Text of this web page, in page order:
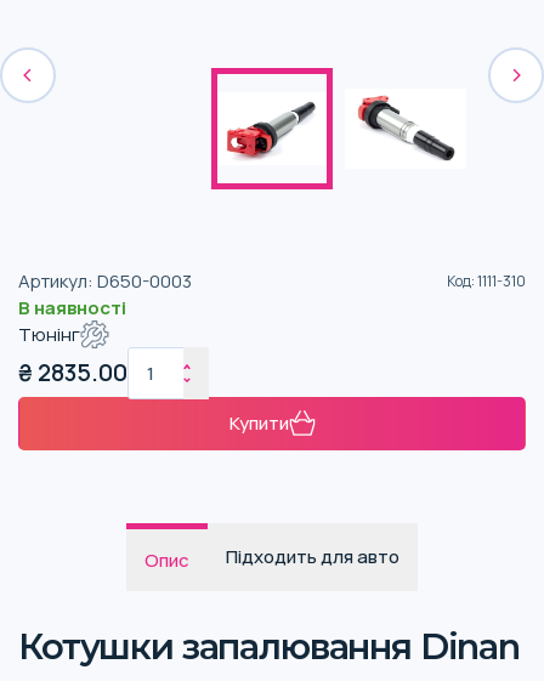
Артикул: D650-0003 Код:1111-310
В наявності
Тюнінг
₴ 2835.00
Купити
Опис Підходить для авто
Котушки запалювання Dinan